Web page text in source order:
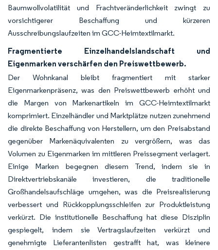
Baumwollvolatilität und Frachtveränderlichkeit zwingt zu
vorsichtigerer Beschaffung und kürzeren
Ausschreibungslaufzeiten im GCC-Heimtextilmarkt.
Fragmentierte Einzelhandelslandschaft und
Eigenmarken verschärfen den Preiswettbewerb.
Der Wohnkanal bleibt fragmentiert mit starker
Eigenmarkenpräsenz, was den Preiswettbewerb erhöht und
die Margen von Markenartikeln im GCC-Heimtextilmarkt
komprimiert. Einzelhändler und Marktplätze nutzen zunehmend
die direkte Beschaffung von Herstellern, um den Preisabstand
gegenüber Markenäquivalenten zu vergrößern, was das
Volumen zu Eigenmarken im mittleren Preissegment verlagert.
Einige Marken begegnen diesem Trend, indem sie in
Direktvertriebskanäle investieren, die traditionelle
Großhandelsaufschläge umgehen, was die Preisrealisierung
verbessert und Rückkopplungsschleifen zur Produktleistung
verkürzt. Die institutionelle Beschaffung hat diese Disziplin
gespiegelt, indem sie Vertragslaufzeiten verkürzt und
genehmigte Lieferantenlisten gestrafft hat, was kleinere